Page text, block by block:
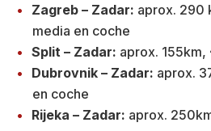
Zagreb – Zadar: aprox. 290
media en coche
Split – Zadar: aprox. 155km,
Dubrovnik – Zadar: aprox.
en coche
Rijeka – Zadar: aprox.